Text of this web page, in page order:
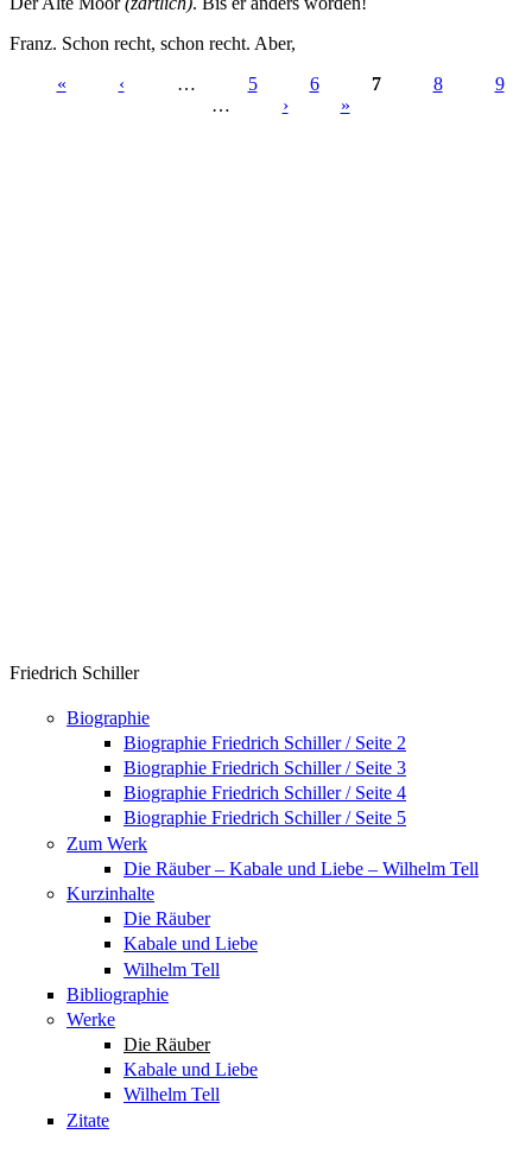
Franz. Schon recht, schon recht. Aber,
« ‹ … 5 6 7 8
9
…
› »
Friedrich Schiller
Biographie
Biographie Friedrich Schiller / Seite 2
Biographie Friedrich Schiller / Seite 3
Biographie Friedrich Schiller / Seite 4
Biographie Friedrich Schiller / Seite 5
Zum Werk
Die Räuber – Kabale und Liebe – Wilhelm Tell
Kurzinhalte
Die Räuber
Kabale und Liebe
Wilhelm Tell
Bibliographie
Werke
Die Räuber
Kabale und Liebe
Wilhelm Tell
Zitate